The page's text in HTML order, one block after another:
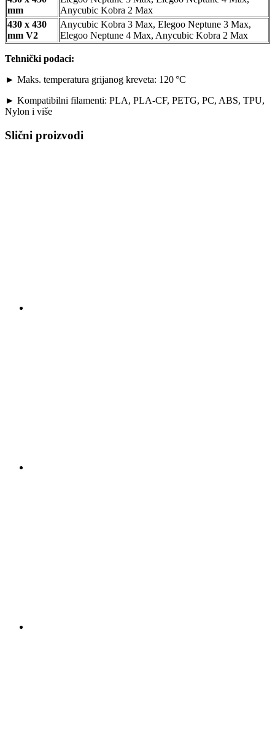
mm
Anycubic Kobra 2 Max
430 x 430
mm V2
Anycubic Kobra 3 Max, Elegoo Neptune 3 Max,
Elegoo Neptune 4 Max, Anycubic Kobra 2 Max
Tehnički podaci:
► Maks. temperatura grijanog kreveta: 120 °C
► Kompatibilni filamenti: PLA, PLA-CF, PETG, PC, ABS, TPU,
Nylon i više
Slični proizvodi